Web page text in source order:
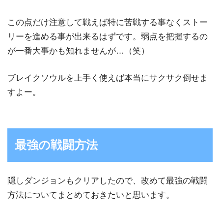
この点だけ注意して戦えば特に苦戦する事なくストー
リーを進める事が出来るはずです。弱点を把握するの
が一番大事かも知れませんが…（笑）
ブレイクソウルを上手く使えば本当にサクサク倒せま
すよー。
最強の戦闘方法
隠しダンジョンもクリアしたので、改めて最強の戦闘
方法についてまとめておきたいと思います。